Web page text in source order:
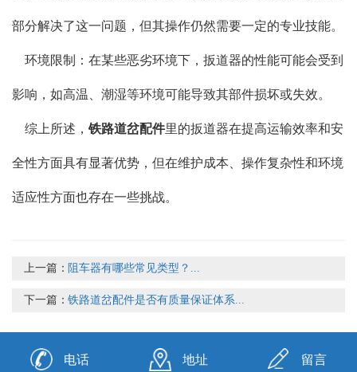
部分解决了这一问题，但其操作仍然需要一定的专业技能。
环境限制：在某些恶劣环境下，扳道器的性能可能会受到
影响，如高温、潮湿等环境可能导致其部件损坏或失效。
综上所述， 铁路道岔配件里的扳道器在提高运输效率和安
全性方面具有显著优势，但在维护成本、操作复杂性和环境
适应性方面也存在一些挑战。
上一篇： 阻车器有哪些常见类型？...
下一篇：铁路道岔配件是否有质量保证体系...
电话 地址 留言